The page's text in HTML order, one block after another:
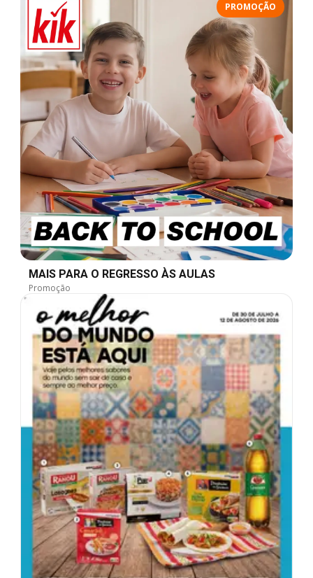
PROMOÇÃO
MAIS PARA O REGRESSO ÀS AULAS
Promoção